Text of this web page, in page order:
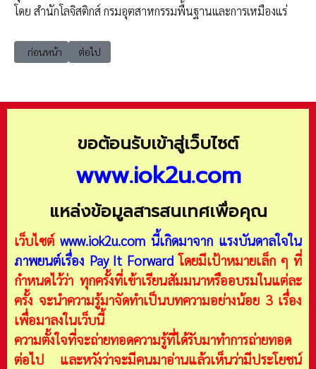
โดย สำนักโลจิสติกส์ กรมอุตสาหกรรมพื้นฐานและการเหมืองแร่
เนื้อหาก่อนหน้า: CT51 การพัฒนาระบบศุลกากร และระบบ การค้าไร้เอกส
ก่อนหน้า เนื้อหาถัดไป: CT51 การเพิ่มผลกำไรด้วยการจัดการสินค้าที่ถูก
ต่อไป
ขอต้อนรับเข้าสู่เว็บไซต์
www.iok2u.com
แหล่งข้อมูลสารสนเทศเพื่อคุณ
เว็บไซต์ www.iok2u.com นี้เกิดมาจาก แรงบันดาลใจใน
ภาพยนต์เรื่อง Pay It Forward โดยมีเป้าหมายเล็ก ๆ ที่
กำหนดไว้ว่า ทุกครั้งที่เข้าเรียนสัมมนาหรืออบรมในแต่ละ
ครั้ง จะนำความรู้มาจัดทำเป็นบทความอย่างน้อย 3 เรื่อง
เพื่อมาลงในเว็บนี้
ความตั้งใจที่จะถ่ายทอดความรู้ที่ได้รับมาทำการถ่ายทอด
ต่อไป และหวังว่าจะมีคนมาอ่านแล้วเห็นว่ามีประโยชน์